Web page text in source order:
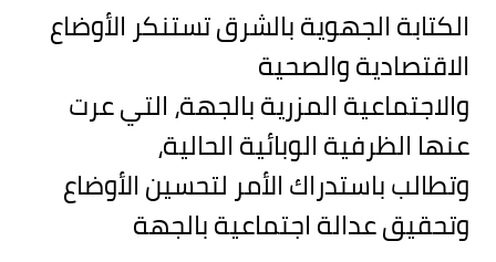
الكتابة الجهوية بالشرق تستنكر الأوضاع
الاقتصادية والصحية
والاجتماعية المزرية بالجهة، التي عرت
عنها الظرفية الوبائية الحالية،
وتطالب باستدراك الأمر لتحسين الأوضاع
وتحقيق عدالة اجتماعية بالجهة